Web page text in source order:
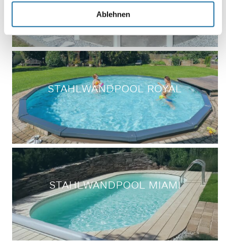
Ablehnen
STAHLWANDPOOL ROYAL
STAHLWANDPOOL MIAMI